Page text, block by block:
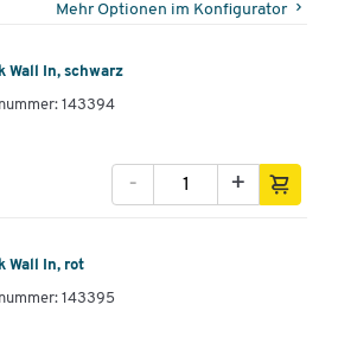
Mehr Optionen im Konfigurator
Wall In, schwarz
143394
+
-
Wall In, rot
143395